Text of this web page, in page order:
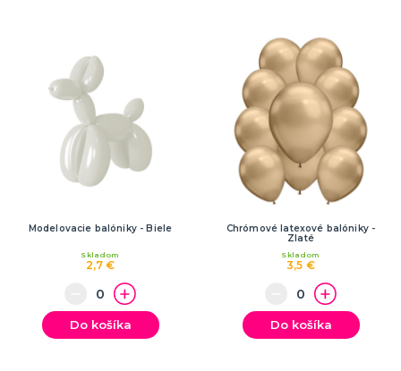
Modelovacie balóniky - Biele
2,7 €
Skladom
Do košíka
Chrómové latexové balóniky -
Zlaté
3,5 €
Skladom
Do košíka